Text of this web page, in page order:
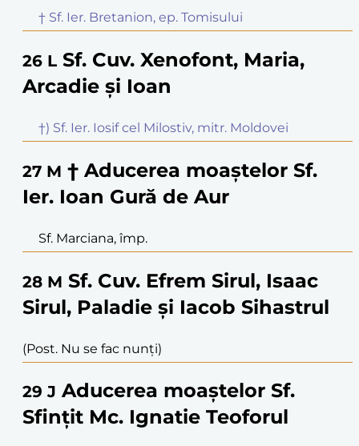
† Sf. Ier. Bretanion, ep. Tomisului
26 L Sf. Cuv. Xenofont, Maria,
Arcadie și Ioan
†) Sf. Ier. Iosif cel Milostiv, mitr. Moldovei
27 M † Aducerea moaștelor Sf.
Ier. Ioan Gură de Aur
Sf. Marciana, împ.
28 M Sf. Cuv. Efrem Sirul, Isaac
Sirul, Paladie și Iacob Sihastrul
(Post. Nu se fac nunți)
29 J Aducerea moaștelor Sf.
Sfințit Mc. Ignatie Teoforul